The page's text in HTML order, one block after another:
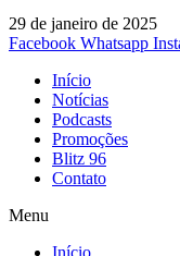
29 de janeiro de 2025
Facebook Whatsapp
Início
Notícias
Podcasts
Promoções
Blitz 96
Contato
Menu
Início